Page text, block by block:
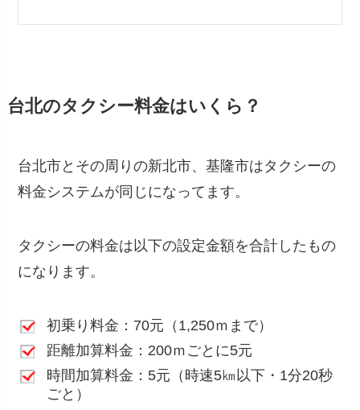
台北のタクシー料金はいくら？
台北市とその周りの新北市、基隆市はタクシーの
料金システムが同じになってます。
タクシーの料金は以下の設定金額を合計したもの
になります。
初乗り料金：70元（1,250ｍまで）
距離加算料金：200ｍごとに5元
時間加算料金：5元（時速5㎞以下・1分20秒
ごと）